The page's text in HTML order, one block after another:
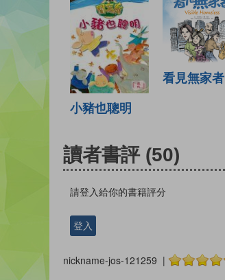
小豬也聰明
看見無家者
讀者書評 (50)
請登入給你的書籍評分
登入
nickname-jos-121259 |